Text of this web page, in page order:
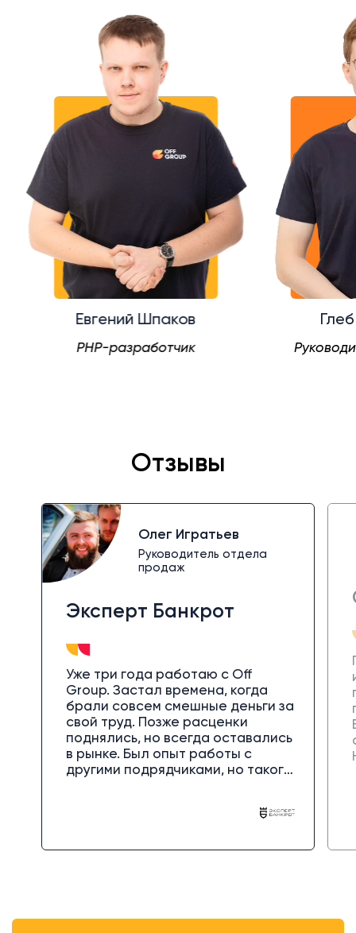
Шпаков
разработчик
Глеб Демидов
Руководитель
Отзывы
Олег Игратьев
Руководитель отдела
продаж
Эксперт Банкрот
Уже три года работаю с Off
Group. Застал времена, когда
брали совсем смешные деньги за
свой труд. Позже расценки
поднялись, но всегда оставались
в рынке. Был опыт работы с
другими подрядчиками, но такого
общения к тем волшебствам,
Б24, не встречал нигде. Это тот